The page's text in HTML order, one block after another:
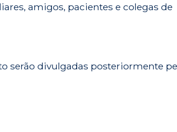
amigos, pacientes e colegas de
serão divulgadas posteriormente